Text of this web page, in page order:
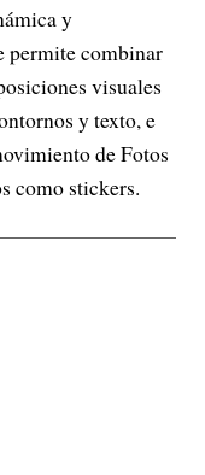
y
permite combinar
visuales
y texto, e
de Fotos
como stickers.